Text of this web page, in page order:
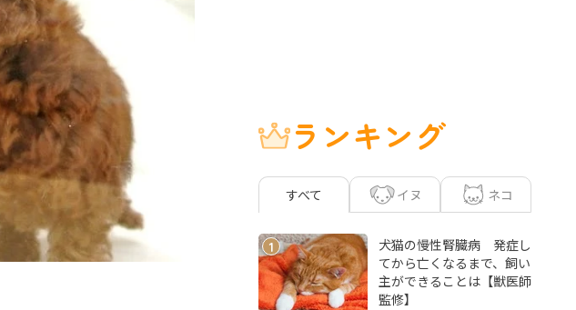
ランキング
すべて イヌ ネコ
1
犬猫の慢性腎臓病 発症し
てから亡くなるまで、飼い
主ができることは【獣医師
監修】